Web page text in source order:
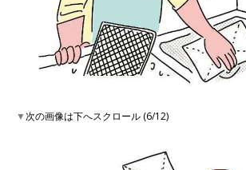
▼次の画像は下へスクロール (6/12)